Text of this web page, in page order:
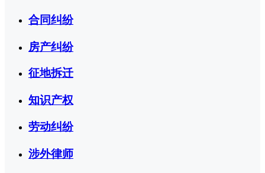
合同纠纷
房产纠纷
征地拆迁
知识产权
劳动纠纷
涉外律师